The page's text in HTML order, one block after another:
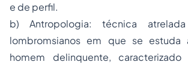
e de perfil.
b) Antropologia: técnica
lombromsianos em que se estuda
homem delinquente,